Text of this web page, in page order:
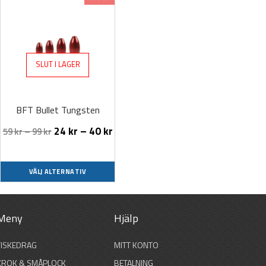
SLUT I LAGER
BFT Bullet Tungsten
59kr–99kr 24 kr – 40kr
VÄLJ ALTERNATIV
har
flera
varianter.
De
alternativen
väljas
& SMÅPLOCK
Hjälp
MITT KONTO
BETALNING